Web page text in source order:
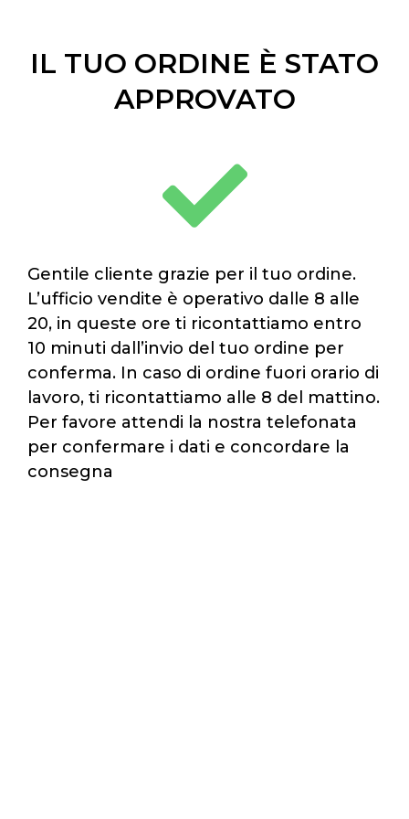
IL TUO ORDINE È STATO
APPROVATO
Gentile cliente grazie per il tuo ordine.
L’ufficio vendite è operativo dalle 8 alle
20, in queste ore ti ricontattiamo entro
10 minuti dall’invio del tuo ordine per
conferma. In caso di ordine fuori orario di
lavoro, ti ricontattiamo alle 8 del mattino.
Per favore attendi la nostra telefonata
per confermare i dati e concordare la
consegna